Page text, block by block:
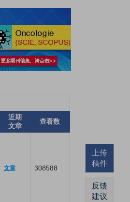
近期
文章
查看数
文章 308588
上传
稿件
反馈
建议